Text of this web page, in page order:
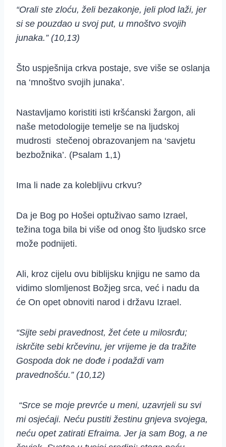
“Orali ste zloću, želi bezakonje, jeli plod laži, jer
si se pouzdao u svoj put, u mnoštvo svojih
junaka.” (10,13)
Što uspješnija crkva postaje, sve više se oslanja
na ‘mnoštvo svojih junaka’.
Nastavljamo koristiti isti kršćanski žargon, ali
naše metodologije temelje se na ljudskoj
mudrosti stečenoj obrazovanjem na ‘savjetu
bezbožnika’. (Psalam 1,1)
Ima li nade za kolebljivu crkvu?
Da je Bog po Hošei optuživao samo Izrael,
težina toga bila bi više od onog što ljudsko srce
može podnijeti.
Ali, kroz cijelu ovu biblijsku knjigu ne samo da
vidimo slomljenost Božjeg srca, već i nadu da
će On opet obnoviti narod i državu Izrael.
“Sijte sebi pravednost, žet ćete u milosrđu;
iskrčite sebi krčevinu, jer vrijeme je da tražite
Gospoda dok ne dođe i podaždi vam
pravednošću.” (10,12)
“Srce se moje prevrće u meni, uzavrjeli su svi
mi osjećaji. Neću pustiti žestinu gnjeva svojega,
neću opet zatirati Efraima. Jer ja sam Bog, a ne